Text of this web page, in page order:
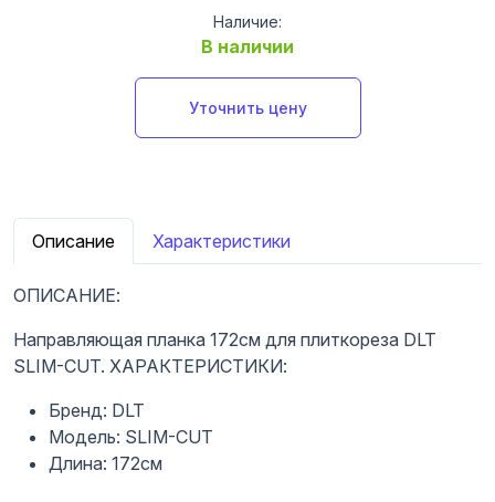
Наличие:
В наличии
Уточнить цену
Описание Характеристики
ОПИСАНИЕ:
Направляющая планка 172см для плиткореза DLT
SLIM-CUT. ХАРАКТЕРИСТИКИ:
Бренд: DLT
Модель: SLIM-CUT
Длина: 172см